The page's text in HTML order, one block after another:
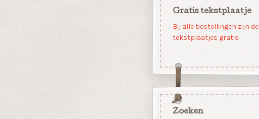
Gratis tekstplaatje
Bij alle bestellingen zijn de
tekstplaatjes gratis
Zoeken